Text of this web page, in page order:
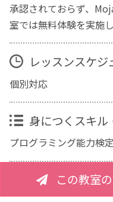
承認されておらず、
室では無料体験を実施
レッスンスケジ
個別対応
身につくスキル
プログラミング能力検定
この教室